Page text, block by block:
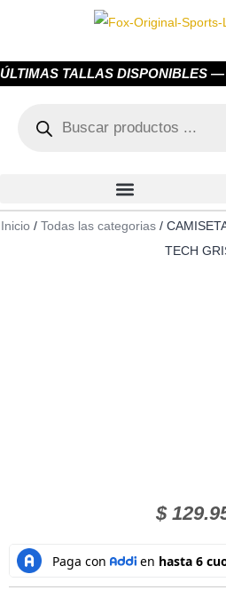
ÚLTIMAS TALLAS DISPONIBLES —
Inicio/ Todas las categorias/
TECH
$